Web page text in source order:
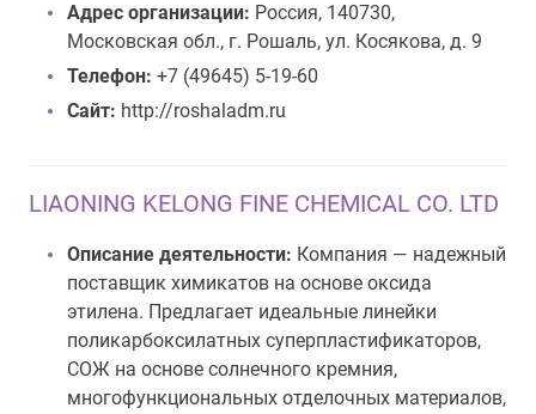
Адрес организации: Россия, 140730,
Московская обл., г. Рошаль, ул. Косякова, д. 9
Телефон: +7 (49645) 5-19-60
Сайт: http://roshaladm.ru
LIAONING KELONG FINE CHEMICAL CO. LTD
Описание деятельности: Компания — надежный
поставщик химикатов на основе оксида
этилена. Предлагает идеальные линейки
поликарбоксилатных суперпластификаторов,
СОЖ на основе солнечного кремния,
многофункциональных отделочных материалов,